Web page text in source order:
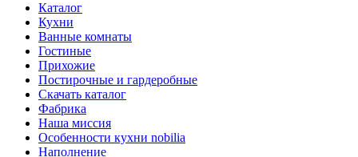
Каталог
Кухни
Ванные комнаты
Гостиные
Прихожие
Постирочные и гардеробные
Скачать каталог
Фабрика
Наша миссия
Особенности кухни nobilia
Наполнение